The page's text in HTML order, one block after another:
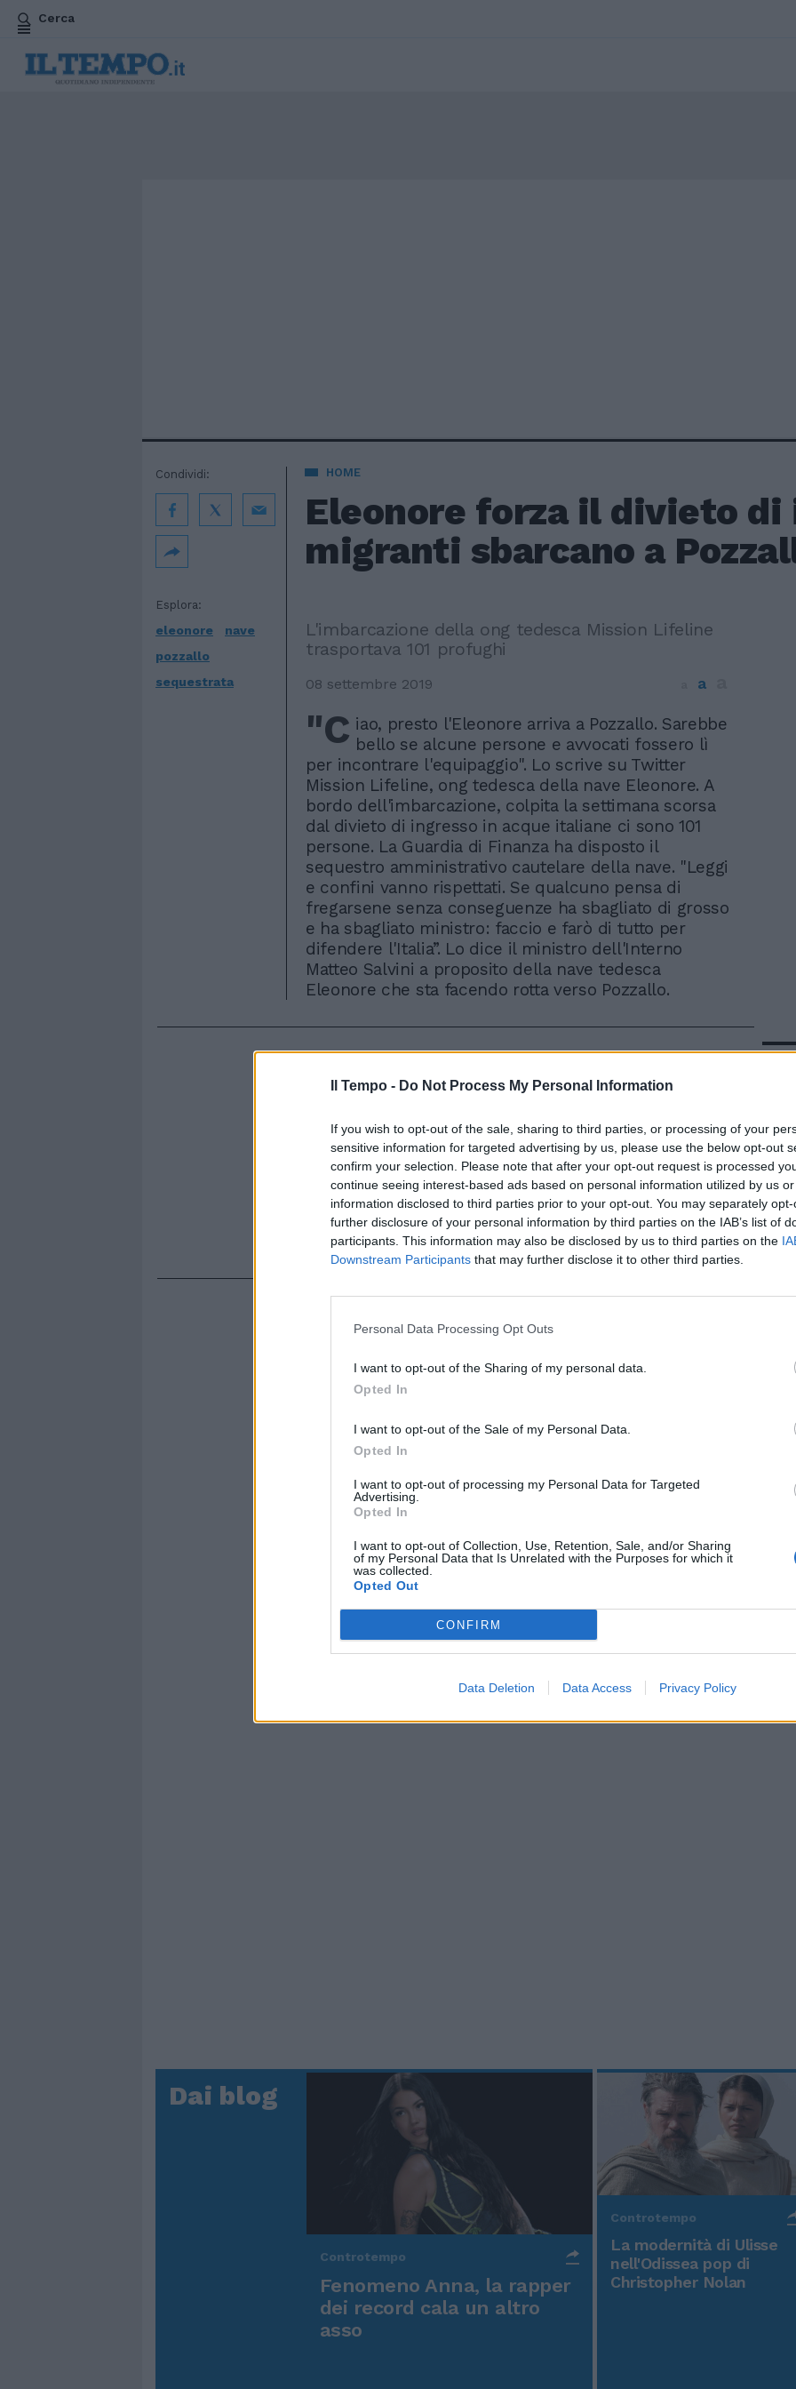
Il Tempo - Do Not Process My Personal Information
If you wish to opt-out of the sale, sharing to third parties, or processing of your
sensitive information for targeted advertising by us, please use the below opt-out
confirm your selection. Please note that after your opt-out request is processed
continue seeing interest-based ads based on personal information utilized by us
information disclosed to third parties prior to your opt-out. You may separately
further disclosure of your personal information by third parties on the IAB’s list of
participants. This information may also be disclosed by us to third parties on the
Downstream Participants that may further disclose it to other third parties.
Personal Data Processing Opt Outs
I want to opt-out of the Sharing of my personal data.
Opted In
I want to opt-out of the Sale of my Personal Data.
Opted In
I want to opt-out of processing my Personal Data for Targeted
Advertising.
Opted In
I want to opt-out of Collection, Use, Retention, Sale, and/or Sharing
of my Personal Data that Is Unrelated with the Purposes for which it
was collected.
Opted Out
CONFIRM
Data Deletion Data Access Privacy Policy
Cerca
HOME
Eleonore forza il divieto di
migranti sbarcano a
Esplora:
eleonore
nave
pozzallo
sequestrata
Condividi:
L'imbarcazione della ong tedesca Mission Lifeline
trasportava 101 profughi
08 settembre 2019 a
"C iao, presto l'Eleonore arriva a Pozzallo. Sarebbe
bello se alcune persone e avvocati fossero lì
per incontrare l'equipaggio". Lo scrive su Twitter
Mission Lifeline, ong tedesca della nave Eleonore. A
bordo dell'imbarcazione, colpita la settimana scorsa
dal divieto di ingresso in acque italiane ci sono 101
persone. La Guardia di Finanza ha disposto il
sequestro amministrativo cautelare della nave. "Leggi
e confini vanno rispettati. Se qualcuno pensa di
fregarsene senza conseguenze ha sbagliato di grosso
e ha sbagliato ministro: faccio e farò di tutto per
difendere l'Italia”. Lo dice il ministro dell'Interno
Matteo Salvini a proposito della nave tedesca
Eleonore che sta facendo rotta verso Pozzallo.
In
Rudy Giuliani a Come States?
americana
Dai blog
Controtempo
Fenomeno Anna, la rapper
dei record cala un altro
asso
Controtempo
La modernità di Ulisse
nell'Odissea pop di
Christopher Nolan